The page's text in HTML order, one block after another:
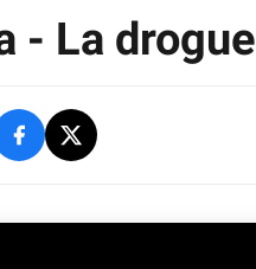
- La drogue